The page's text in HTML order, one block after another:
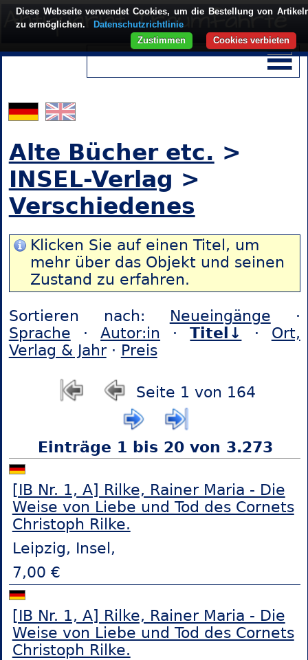
Alte Bücher etc. >
INSEL-Verlag >
Verschiedenes
Klicken Sie auf einen Titel, um
mehr über das Objekt und seinen
Zustand zu erfahren.
Sortieren nach: Neueingänge ·
Sprache ·Autor:in ·Titel↓ · Ort,
Verlag & Jahr· Preis
Seite 1 von 164
Einträge 1 bis 20 von 3.273
[IB Nr. 1, A] Rilke, Rainer Maria - Die
Weise von Liebe und Tod des Cornets
Christoph Rilke.
Leipzig, Insel,
7,00 €
[IB Nr. 1, A] Rilke, Rainer Maria - Die
Weise von Liebe und Tod des Cornets
Christoph Rilke.
Diese Webseite verwendet Cookies, um die Bestellung von
zu ermöglichen.
Datenschutzrichtlinie
Cookies verbieten
Zustimmen